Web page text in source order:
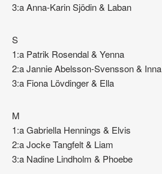
3:a Anna-Karin Sjödin & Laban
S
1:a Patrik Rosendal & Yenna
2:a Jannie Abelsson-Svensson & Inna
3:a Fiona Lövdinger & Ella
M
1:a Gabriella Hennings & Elvis
2:a Jocke Tangfelt & Liam
3:a Nadine Lindholm & Phoebe